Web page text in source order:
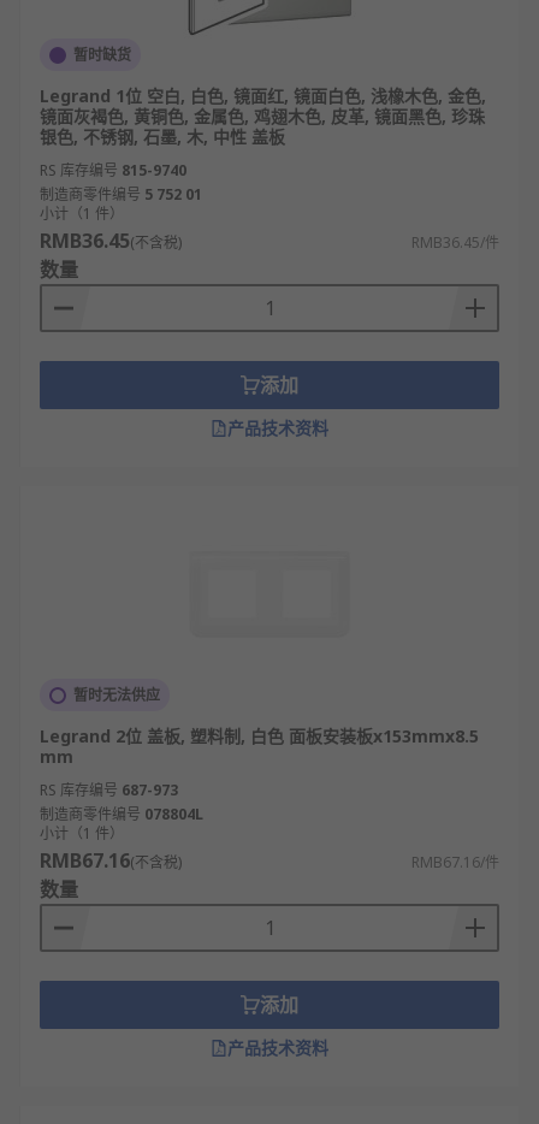
暂时缺货
Legrand 1位 空白, 白色, 镜面红, 镜面白色, 浅橡木色, 金色,
镜面灰褐色, 黄铜色, 金属色, 鸡翅木色, 皮革, 镜面黑色, 珍珠
银色, 不锈钢, 石墨, 木, 中性 盖板
RS 库存编号 815-9740
制造商零件编号 5 752 01
小计（1 件）
RMB36.45(不含税) RMB36.45/件
数量
添加
产品技术资料
暂时无法供应
Legrand 2位 盖板, 塑料制, 白色 面板安装板x153mmx8.5
mm
RS 库存编号 687-973
制造商零件编号 078804L
小计（1 件）
RMB67.16(不含税) RMB67.16/件
数量
添加
产品技术资料